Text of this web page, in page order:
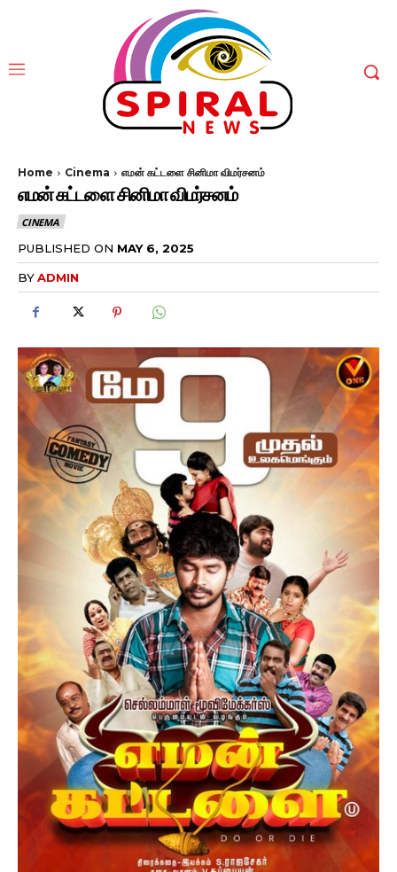
Home Cinema எமன் கட்டளை சினிமா விமர்சனம்
எமன் கட்டளை சினிமா விமர்சனம்
CINEMA
PUBLISHED ON MAY 6, 2025
BYADMIN